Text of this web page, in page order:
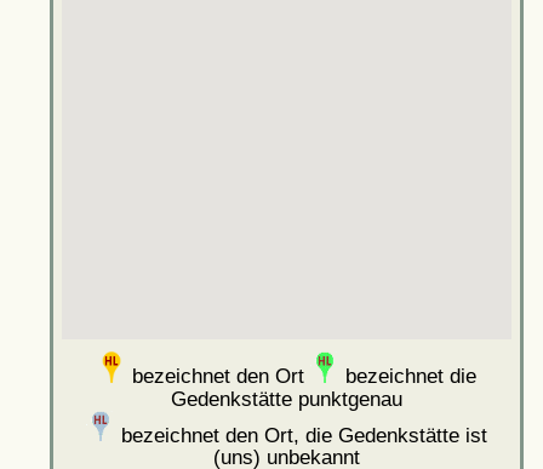
bezeichnet den Ort
bezeichnet die
Gedenkstätte punktgenau
bezeichnet den Ort, die Gedenkstätte ist
(uns) unbekannt